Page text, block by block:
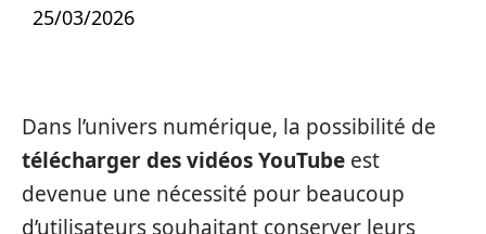
25/03/2026
Dans l’univers numérique, la possibilité de
télécharger des vidéos YouTube est
devenue une nécessité pour beaucoup
d’utilisateurs souhaitant conserver leurs